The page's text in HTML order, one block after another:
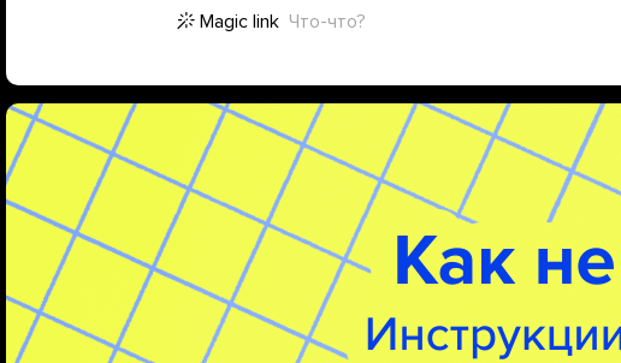
Magic link Что-что?